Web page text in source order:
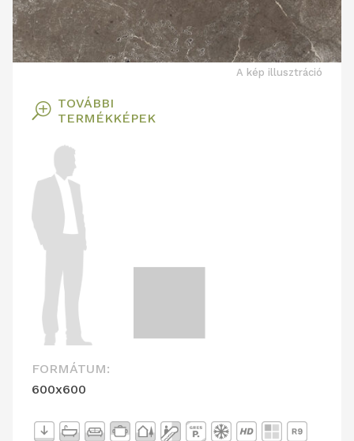
A kép illusztráció
T TOVÁBBI
TERMÉKKÉPEK
FORMÁTUM:
600x600